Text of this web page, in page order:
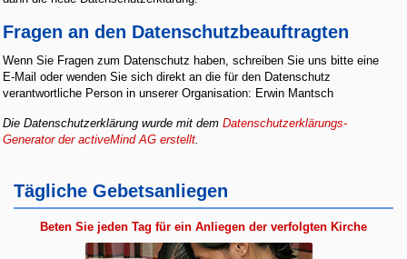
Fragen an den Datenschutzbeauftragten
Wenn Sie Fragen zum Datenschutz haben, schreiben Sie uns bitte eine
E-Mail oder wenden Sie sich direkt an die für den Datenschutz
verantwortliche Person in unserer Organisation: Erwin Mantsch
Die Datenschutzerklärung wurde mit dem Datenschutzerklärungs-
Generator der activeMind AG erstellt.
Tägliche Gebetsanliegen
Beten Sie jeden Tag für ein Anliegen der verfolgten Kirche